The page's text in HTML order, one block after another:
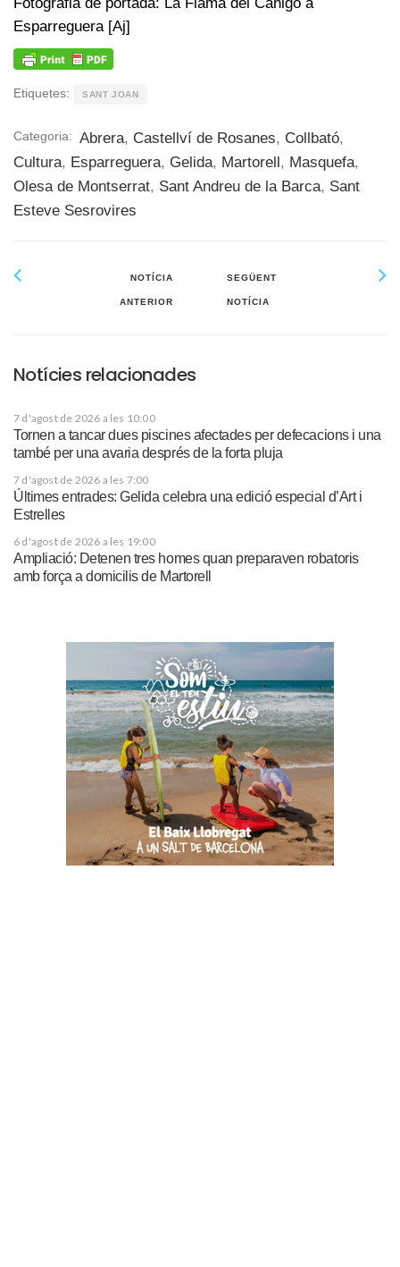
Esparreguera [Aj]
Etiquetes: SANT JOAN
Categoria: Abrera, Castellví de Rosanes, Collbató,
Cultura, Esparreguera, Gelida, Martorell , Masquefa,
Olesa de Montserrat, Sant Andreu de la Barca, Sant
Esteve Sesrovires
NOTÍCIA
ANTERIOR
SEGÜENT
NOTÍCIA
Notícies relacionades
7 d'agost de 2026 a les 10:00
Tornen a tancar dues piscines afectades per defecacions i una
també per una avaria després de la forta pluja
7 d'agost de 2026 a les 7:00
Últimes entrades: Gelida celebra una edició especial d’Art i
Estrelles
6 d'agost de 2026 a les 19:00
Ampliació: Detenen tres homes quan preparaven robatoris
amb força a domicilis de Martorell